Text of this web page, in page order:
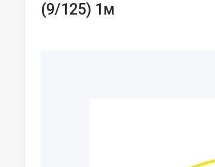
(9/125) 1м